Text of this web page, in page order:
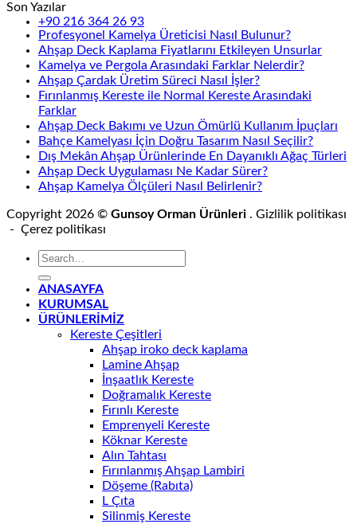
+90 216 364 26 93
Son Yazılar
Profesyonel Kamelya Üreticisi Nasıl Bulunur?
Ahşap Deck Kaplama Fiyatlarını Etkileyen Unsurlar
Kamelya ve Pergola Arasındaki Farklar Nelerdir?
Ahşap Çardak Üretim Süreci Nasıl İşler?
Fırınlanmış Kereste ile Normal Kereste Arasındaki
Farklar
Ahşap Deck Bakımı ve Uzun Ömürlü Kullanım İpuçları
Bahçe Kamelyası İçin Doğru Tasarım Nasıl Seçilir?
Dış Mekân Ahşap Ürünlerinde En Dayanıklı Ağaç Türleri
Ahşap Deck Uygulaması Ne Kadar Sürer?
Ahşap Kamelya Ölçüleri Nasıl Belirlenir?
Copyright 2026 © Gunsoy Orman Ürünleri . Gizlilik politikası
- Çerez politikası
ANASAYFA
KURUMSAL
ÜRÜNLERİMİZ
Kereste Çeşitleri
Ahşap iroko deck kaplama
Lamine Ahşap
İnşaatlık Kereste
Doğramalık Kereste
Fırınlı Kereste
Emprenyeli Kereste
Köknar Kereste
Alın Tahtası
Fırınlanmış Ahşap Lambiri
Döşeme (Rabıta)
L Çıta
Silinmiş Kereste